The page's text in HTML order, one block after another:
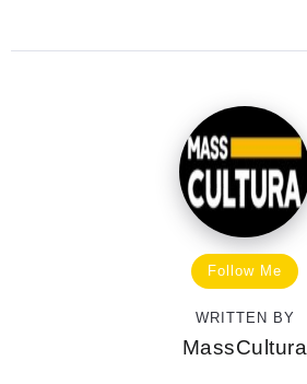
Follow Me
WRITTEN BY
MassCultura